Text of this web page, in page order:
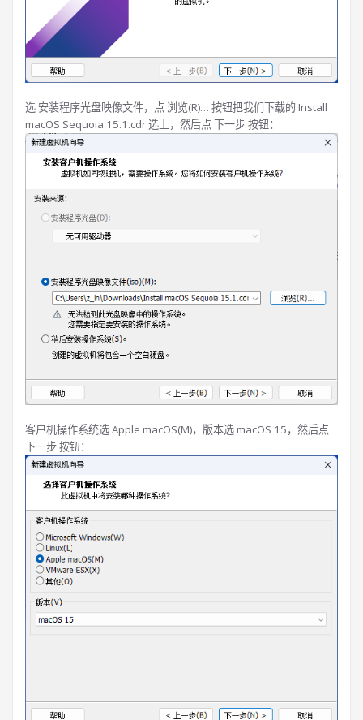
选 安装程序光盘映像文件，点 浏览(R)… 按钮把我们下载的 Install
macOS Sequoia 15.1.cdr 选上，然后点 下一步 按钮：
客户机操作系统选 Apple macOS(M)，版本选 macOS 15，然后点
下一步 按钮：